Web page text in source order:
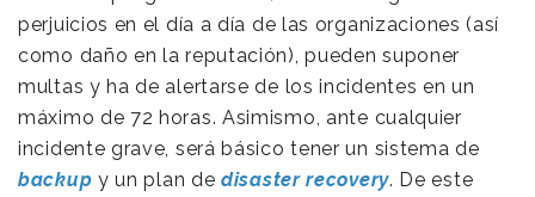
perjuicios en el día a día de las organizaciones (así
como daño en la reputación), pueden suponer
multas y ha de alertarse de los incidentes en un
máximo de 72 horas. Asimismo, ante cualquier
incidente grave, será básico tener un sistema de
backup y un plan dedisaster recovery. De este